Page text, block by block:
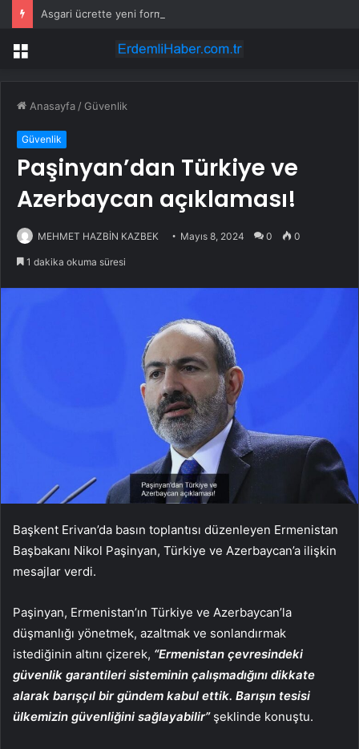
Menü
Anasayfa / Güvenlik
Güvenlik
Paşinyan’dan Türkiye ve
Azerbaycan açıklaması!
MEHMET HAZBİN KAZBEK Mayıs 8, 2024 0 0
1 dakika okuma süresi
Başkent Erivan’da basın toplantısı düzenleyen Ermenistan
Başbakanı Nikol Paşinyan, Türkiye ve Azerbaycan’a ilişkin
mesajlar verdi.
Paşinyan, Ermenistan’ın Türkiye ve Azerbaycan’la
düşmanlığı yönetmek, azaltmak ve sonlandırmak
istediğinin altını çizerek, “Ermenistan çevresindeki
güvenlik garantileri sisteminin çalışmadığını dikkate
alarak barışçıl bir gündem kabul ettik. Barışın tesisi
ülkemizin güvenliğini sağlayabilir” şeklinde konuştu.